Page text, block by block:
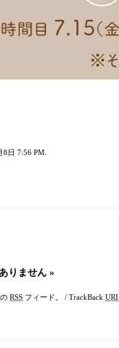
8日 7:56 PM.
りません »
RSS フィード。 / TrackBack URI